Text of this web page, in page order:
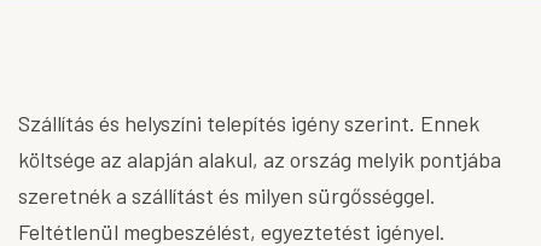
Szállítás és helyszíni telepítés igény szerint. Ennek
költsége az alapján alakul, az ország melyik pontjába
szeretnék a szállítást és milyen sürgősséggel.
Feltétlenül megbeszélést, egyeztetést igényel.